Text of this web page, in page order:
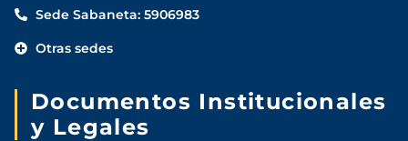
Sede Sabaneta: 5906983
Otras sedes
Documentos Institucionales
y Legales